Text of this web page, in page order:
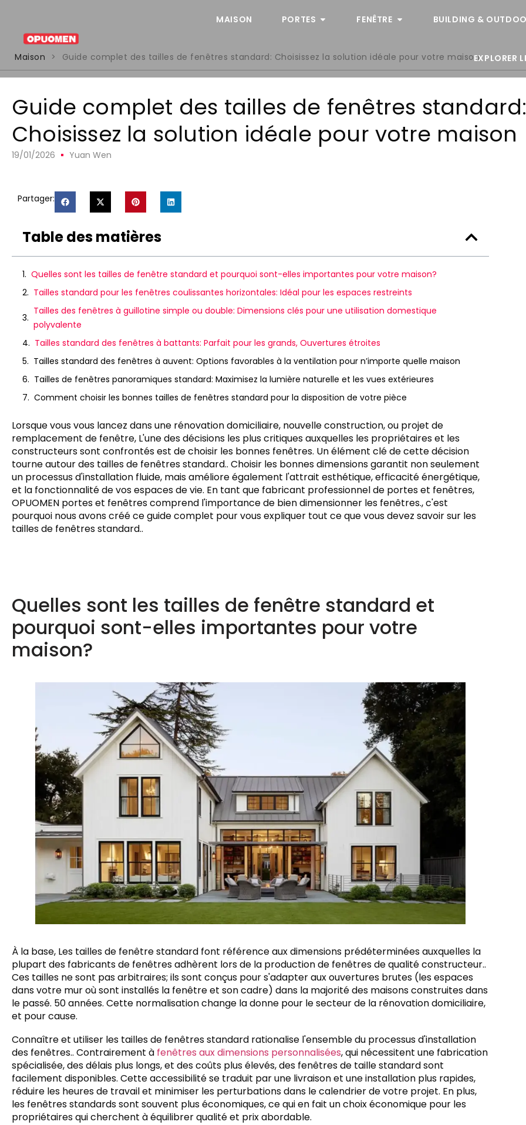
MAISON PORTES FENÊTRE BUILDING &
EXPLORER
Maison > Guide complet des tailles de fenêtres standard: Choisissez la solution idéale pour votre maison
Guide complet des tailles de fenêtres
Choisissez la solution idéale pour votre maison
19/01/2026 Yuan Wen
Partager:
Table des matières
Quelles sont les tailles de fenêtre standard et pourquoi sont-elles importantes pour votre maison?
Tailles standard pour les fenêtres coulissantes horizontales: Idéal pour les espaces restreints
Tailles des fenêtres à guillotine simple ou double: Dimensions clés pour une utilisation domestique
polyvalente
Tailles standard des fenêtres à battants: Parfait pour les grands, Ouvertures étroites
Tailles standard des fenêtres à auvent: Options favorables à la ventilation pour n’importe quelle maison
Tailles de fenêtres panoramiques standard: Maximisez la lumière naturelle et les vues extérieures
Comment choisir les bonnes tailles de fenêtres standard pour la disposition de votre pièce
Lorsque vous vous lancez dans une rénovation domiciliaire, nouvelle construction, ou projet de
remplacement de fenêtre, L'une des décisions les plus critiques auxquelles les propriétaires et les
constructeurs sont confrontés est de choisir les bonnes fenêtres. Un élément clé de cette décision
tourne autour des tailles de fenêtres standard.. Choisir les bonnes dimensions garantit non seulement
un processus d'installation fluide, mais améliore également l'attrait esthétique, efficacité énergétique,
et la fonctionnalité de vos espaces de vie. En tant que fabricant professionnel de portes et fenêtres,
OPUOMEN portes et fenêtres comprend l'importance de bien dimensionner les fenêtres., c'est
pourquoi nous avons créé ce guide complet pour vous expliquer tout ce que vous devez savoir sur les
tailles de fenêtres standard..
Quelles sont les tailles de fenêtre standard et
pourquoi sont-elles importantes pour votre
maison?
À la base, Les tailles de fenêtre standard font référence aux dimensions prédéterminées auxquelles la
plupart des fabricants de fenêtres adhèrent lors de la production de fenêtres de qualité constructeur..
Ces tailles ne sont pas arbitraires; ils sont conçus pour s'adapter aux ouvertures brutes (les espaces
dans votre mur où sont installés la fenêtre et son cadre) dans la majorité des maisons construites dans
le passé. 50 années. Cette normalisation change la donne pour le secteur de la rénovation domiciliaire,
et pour cause.
Connaître et utiliser les tailles de fenêtres standard rationalise l'ensemble du processus d'installation
des fenêtres.. Contrairement à fenêtres aux dimensions personnalisées, qui nécessitent une fabrication
spécialisée, des délais plus longs, et des coûts plus élevés, des fenêtres de taille standard sont
facilement disponibles. Cette accessibilité se traduit par une livraison et une installation plus rapides,
réduire les heures de travail et minimiser les perturbations dans le calendrier de votre projet. En plus,
les fenêtres standards sont souvent plus économiques, ce qui en fait un choix économique pour les
propriétaires qui cherchent à équilibrer qualité et prix abordable.